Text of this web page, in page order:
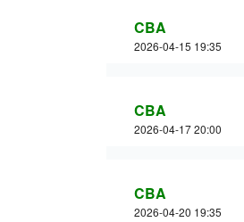
CBA
2026-04-15 19:35
CBA
2026-04-17 20:00
CBA
2026-04-20 19:35